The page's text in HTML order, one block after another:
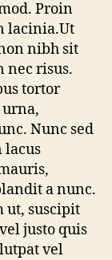
Proin
lacinia.Ut
nibh sit
nec risus.
tortor
Nunc sed
lacus
a nunc.
ut, suscipit
justo quis
vel